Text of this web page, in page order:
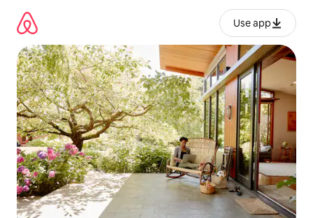
contenido
Use app